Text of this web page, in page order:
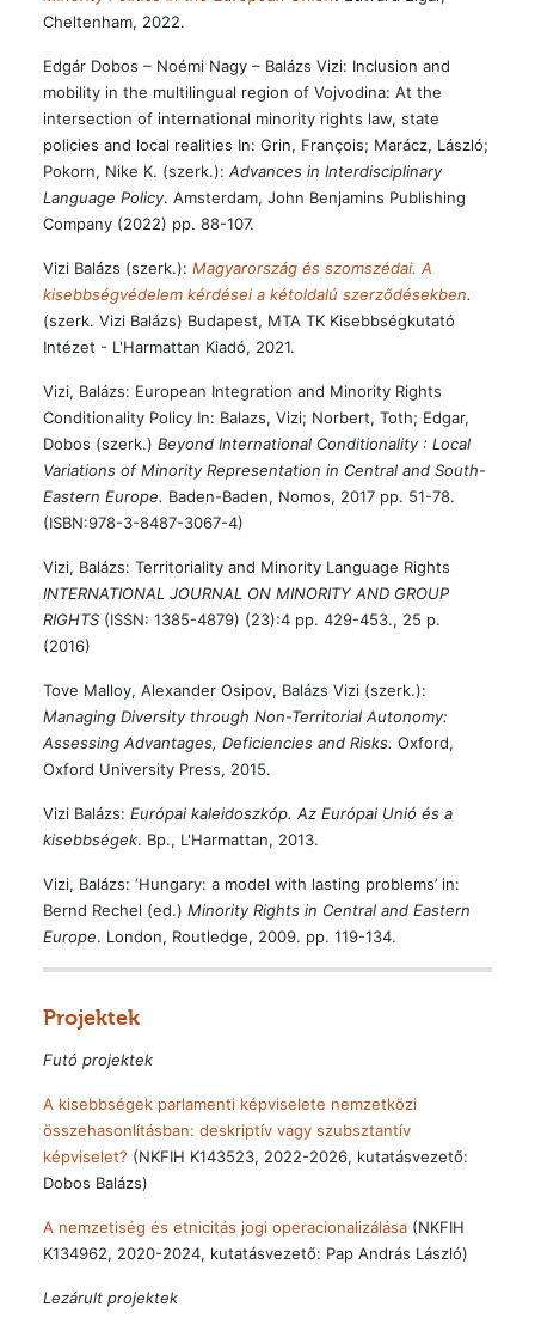
Cheltenham, 2022.
Edgár Dobos – Noémi Nagy – Balázs Vizi: Inclusion and
mobility in the multilingual region of Vojvodina: At the
intersection of international minority rights law, state
policies and local realities In: Grin, François; Marácz, László;
Pokorn, Nike K. (szerk.): Advances in Interdisciplinary
Language Policy. Amsterdam, John Benjamins Publishing
Company (2022) pp. 88-107.
Vizi Balázs (szerk.): Magyarország és szomszédai. A
kisebbségvédelem kérdései a kétoldalú szerződésekben.
(szerk. Vizi Balázs) Budapest, MTA TK Kisebbségkutató
Intézet - L'Harmattan Kiadó, 2021.
Vizi, Balázs: European Integration and Minority Rights
Conditionality Policy In: Balazs, Vizi; Norbert, Toth; Edgar,
Dobos (szerk.) Beyond International Conditionality : Local
Variations of Minority Representation in Central and South-
Eastern Europe. Baden-Baden, Nomos, 2017 pp. 51-78.
(ISBN:978-3-8487-3067-4)
Vizi, Balázs: Territoriality and Minority Language Rights
INTERNATIONAL JOURNAL ON MINORITY AND GROUP
RIGHTS(ISSN: 1385-4879) (23):4 pp. 429-453., 25 p.
(2016)
Tove Malloy, Alexander Osipov, Balázs Vizi (szerk.):
Managing Diversity through Non-Territorial Autonomy:
Assessing Advantages, Deficiencies and Risks. Oxford,
Oxford University Press, 2015.
Vizi Balázs: Európai kaleidoszkóp. Az Európai Unió és a
kisebbségek. Bp., L'Harmattan, 2013.
Vizi, Balázs: ‘Hungary: a model with lasting problems’ in:
Bernd Rechel (ed.) Minority Rights in Central and Eastern
Europe. London, Routledge, 2009. pp. 119-134.
Projektek
Futó projektek
A kisebbségek parlamenti képviselete nemzetközi
összehasonlításban: deskriptív vagy szubsztantív
képviselet? (NKFIH K143523, 2022-2026, kutatásvezető:
Dobos Balázs)
A nemzetiség és etnicitás jogi operacionalizálása(NKFIH
K134962, 2020-2024, kutatásvezető: Pap András László)
Lezárult projektek